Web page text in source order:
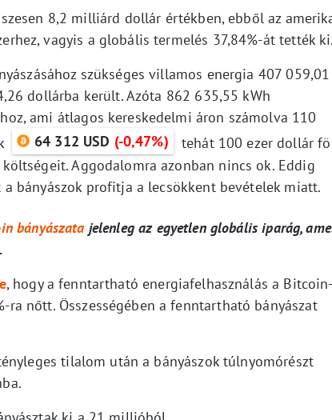
8,2 milliárd dollár értékben, ebből az
vagyis a globális termelés 37,84%-át tették ki.
szükséges villamos energia 407 059,01
dollárba került. Azóta 862 635,55 kWh
ami átlagos kereskedelmi áron számolva 110
64 312 USD (-0,47%)
tehát 100 ezer dollár
Aggodalomra azonban nincs ok. Eddig
bányászok profitja a lecsökkent bevételek miatt.
bányászata jelenleg az egyetlen globális iparág,
, hogy a fenntartható energiafelhasználás a Bitcoin-
ra nőtt. Összességében a fenntartható bányászat
tilalom után a bányászok túlnyomórészt